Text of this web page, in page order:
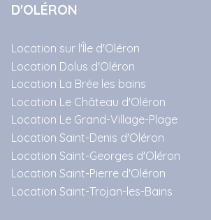
D'OLÉRON
Location sur l'Île d'Oléron
Location Dolus d'Oléron
Location La Brée les bains
Location Le Château d'Oléron
Location Le Grand-Village-Plage
Location Saint-Denis d'Oléron
Location Saint-Georges d'Oléron
Location Saint-Pierre d'Oléron
Location Saint-Trojan-les-Bains